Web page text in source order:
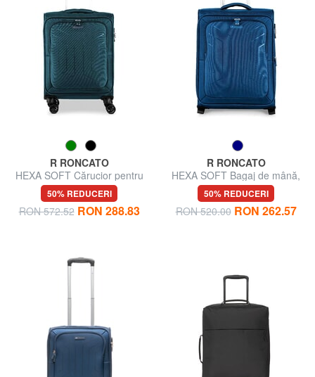
R RONCATO
HEXA SOFT Cărucior pentru
bagaje de mână
50% REDUCERI
RON 572.52 RON 288.83
R RONCATO
HEXA SOFT Bagaj de mână,
extensibil
50% REDUCERI
RON 520.00 RON 262.57